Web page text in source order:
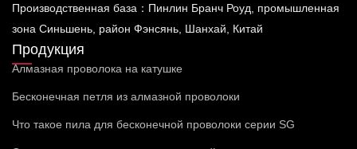
Производственная база：Пинлин Бранч Роуд, промышленная
зона Синьшень, район Фэнсянь, Шанхай, Китай
Продукция
Алмазная проволока на катушке
Бесконечная петля из алмазной проволоки
Что такое пила для бесконечной проволоки серии SG